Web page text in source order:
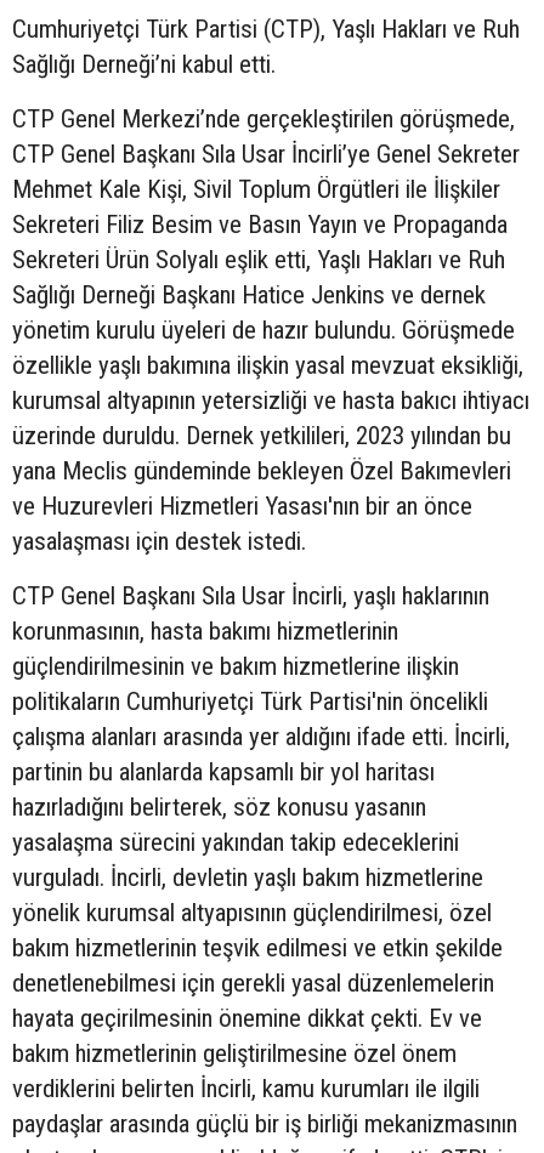
Cumhuriyetçi Türk Partisi (CTP), Yaşlı Hakları ve Ruh
Sağlığı Derneği’ni kabul etti.
CTP Genel Merkezi’nde gerçekleştirilen görüşmede,
CTP Genel Başkanı Sıla Usar İncirli’ye Genel Sekreter
Mehmet Kale Kişi, Sivil Toplum Örgütleri ile İlişkiler
Sekreteri Filiz Besim ve Basın Yayın ve Propaganda
Sekreteri Ürün Solyalı eşlik etti, Yaşlı Hakları ve Ruh
Sağlığı Derneği Başkanı Hatice Jenkins ve dernek
yönetim kurulu üyeleri de hazır bulundu. Görüşmede
özellikle yaşlı bakımına ilişkin yasal mevzuat eksikliği,
kurumsal altyapının yetersizliği ve hasta bakıcı ihtiyacı
üzerinde duruldu. Dernek yetkilileri, 2023 yılından bu
yana Meclis gündeminde bekleyen Özel Bakımevleri
ve Huzurevleri Hizmetleri Yasası'nın bir an önce
yasalaşması için destek istedi.
CTP Genel Başkanı Sıla Usar İncirli, yaşlı haklarının
korunmasının, hasta bakımı hizmetlerinin
güçlendirilmesinin ve bakım hizmetlerine ilişkin
politikaların Cumhuriyetçi Türk Partisi'nin öncelikli
çalışma alanları arasında yer aldığını ifade etti. İncirli,
partinin bu alanlarda kapsamlı bir yol haritası
hazırladığını belirterek, söz konusu yasanın
yasalaşma sürecini yakından takip edeceklerini
vurguladı. İncirli, devletin yaşlı bakım hizmetlerine
yönelik kurumsal altyapısının güçlendirilmesi, özel
bakım hizmetlerinin teşvik edilmesi ve etkin şekilde
denetlenebilmesi için gerekli yasal düzenlemelerin
hayata geçirilmesinin önemine dikkat çekti. Ev ve
bakım hizmetlerinin geliştirilmesine özel önem
verdiklerini belirten İncirli, kamu kurumları ile ilgili
paydaşlar arasında güçlü bir iş birliği mekanizmasının